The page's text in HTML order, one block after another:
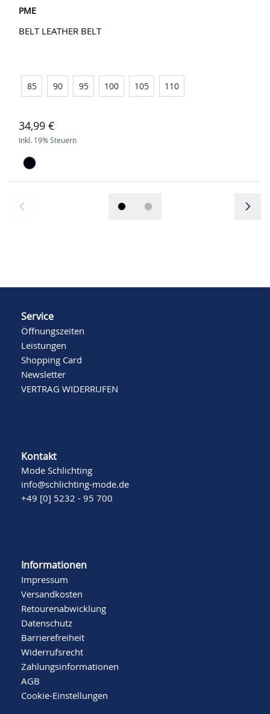
PME
BELT LEATHER BELT
85 90 95 100 105 110
34,99 €
Inkl. 19% Steuern
Service
Öffnungszeiten
Leistungen
Shopping Card
Newsletter
VERTRAG WIDERRUFEN
Kontakt
Mode Schlichting
info@schlichting-mode.de
+49 [0] 5232 - 95 700
Informationen
Impressum
Versandkosten
Retourenabwicklung
Datenschutz
Barrierefreiheit
Widerrufsrecht
Zahlungsinformationen
AGB
Cookie-Einstellungen